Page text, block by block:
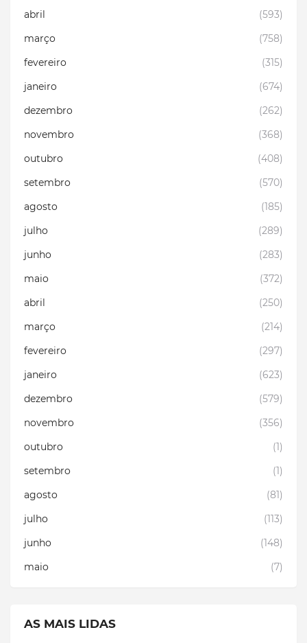
abril
(593)
março
(758)
fevereiro
(315)
janeiro
(674)
dezembro
(262)
novembro
(368)
outubro
(408)
setembro
(570)
agosto
(185)
julho
(289)
junho
(283)
maio
(372)
abril
(250)
março
(214)
fevereiro
(297)
janeiro
(623)
dezembro
(579)
novembro
(356)
outubro
(1)
setembro
(1)
agosto
(81)
julho
(113)
junho
(148)
maio
(7)
AS MAIS LIDAS